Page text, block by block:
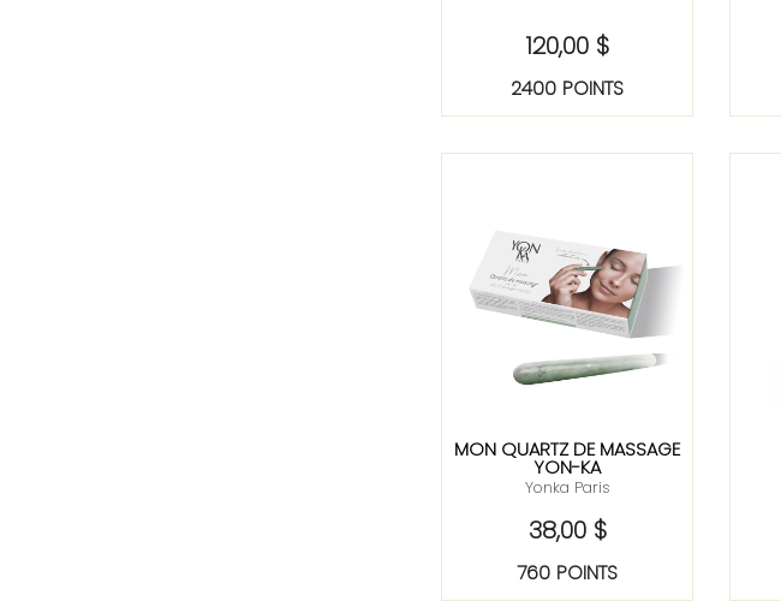
120,00 $
2400 POINTS
MON QUARTZ DE MASSAGE
YON-KA
Yonka Paris
38,00 $
760 POINTS